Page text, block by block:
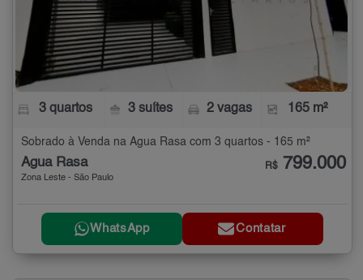
3 quartos 3 suítes 2 vagas 165 m²
Sobrado à Venda na Água Rasa com 3 quartos - 165 m²
Água Rasa
Zona Leste - São Paulo
R$ 799.000
WhatsApp Contatar